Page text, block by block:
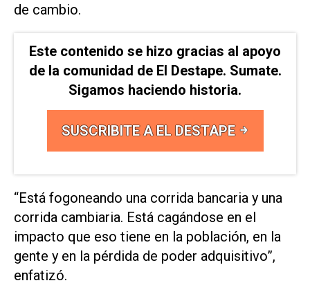
de cambio.
Este contenido se hizo gracias al apoyo
de la comunidad de El Destape. Sumate.
Sigamos haciendo historia.
SUSCRIBITE A EL DESTAPE
“Está fogoneando una corrida bancaria y una
corrida cambiaria. Está cagándose en el
impacto que eso tiene en la población, en la
gente y en la pérdida de poder adquisitivo”,
enfatizó.